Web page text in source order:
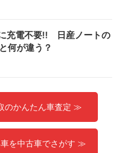
充電不要!! 日産ノートの
何が違う？
のかんたん車査定 ≫
を中古車でさがす ≫